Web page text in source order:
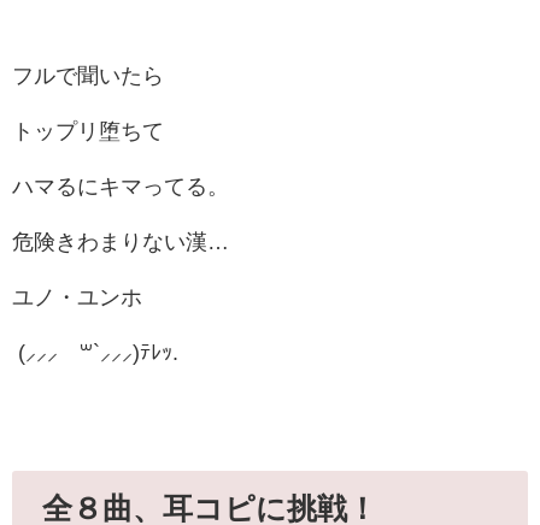
フルで聞いたら
トップリ堕ちて
ハマるにキマってる。
危険きわまりない漢…
ユノ・ユンホ
(⸝⸝⸝´꒳`⸝⸝⸝)ﾃﾚｯ.
全８曲、耳コピに挑戦！